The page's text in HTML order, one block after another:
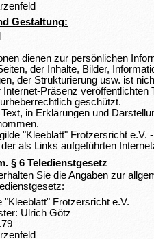
Gestaltung:
dienen zur persönlichen
der Inhalte, Bilder,
der Strukturierung usw. ist
Internet-Präsenz veröffentlichten
geschützt.
in Erklärungen und
"Kleeblatt" Frotzersricht e.V.
als Links aufgeführten
§ 6 Teledienstgesetz
Sie die Angaben zur
"Kleeblatt" Frotzersricht e.V.
Ulrich Götz